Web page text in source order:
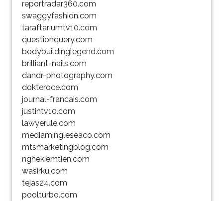
reportradar360.com
swaggyfashion.com
taraftariumtv10.com
questionquery.com
bodybuildinglegend.com
brilliant-nails.com
dandr-photography.com
dokteroce.com
journal-francais.com
justintv10.com
lawyerule.com
mediamingleseaco.com
mtsmarketingblog.com
nghekiemtien.com
wasirku.com
tejas24.com
poolturbo.com